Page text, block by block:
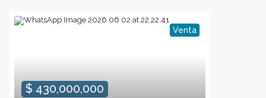
$ 430,000,000
Venta